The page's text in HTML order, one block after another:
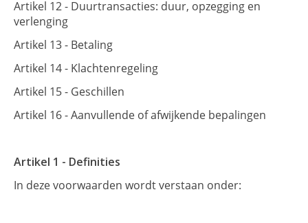
Artikel 12 - Duurtransacties: duur, opzegging en
verlenging
Artikel 13 - Betaling
Artikel 14 - Klachtenregeling
Artikel 15 - Geschillen
Artikel 16 - Aanvullende of afwijkende bepalingen
Artikel 1 - Definities
In deze voorwaarden wordt verstaan onder: